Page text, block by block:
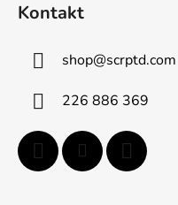
Kontakt
shop@scrptd.com
226 886 369